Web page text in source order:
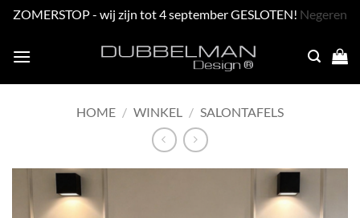
ZOMERSTOP - wij zijn tot 4 september GESLOTEN! Negeren
HOME / WINKEL / SALONTAFELS